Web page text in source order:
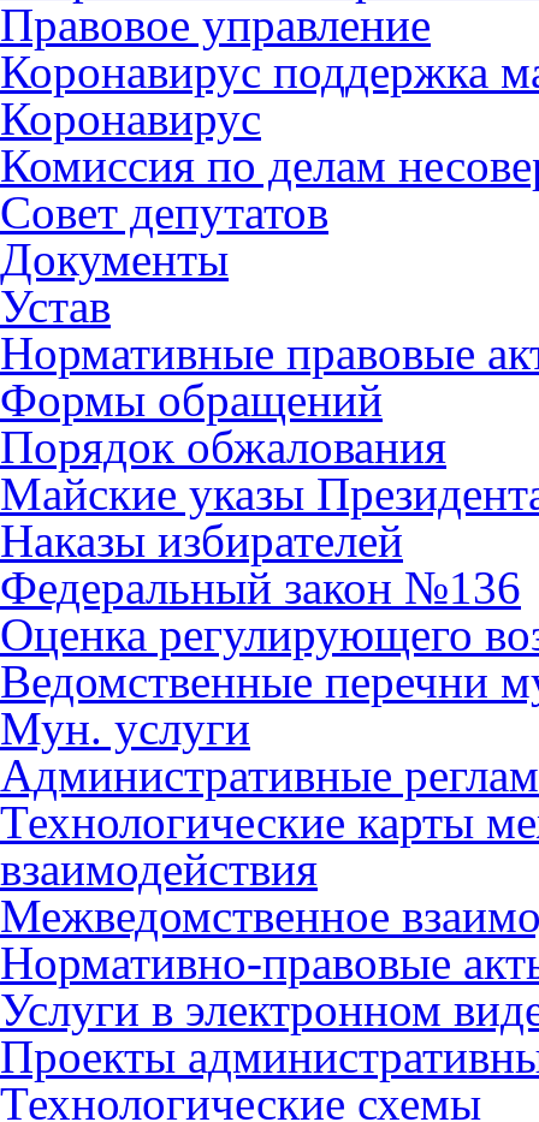
Правовое управление
Коронавирус поддержка
Коронавирус
Комиссия по делам
Совет депутатов
Документы
Устав
Нормативные правовые
Формы обращений
Порядок обжалования
Майские указы
Наказы избирателей
Федеральный закон №136
Оценка регулирующего
Ведомственные перечни
Мун. услуги
Административные
Технологические карты
взаимодействия
Межведомственное
Нормативно-правовые
Услуги в электронном
Проекты
Технологические схемы